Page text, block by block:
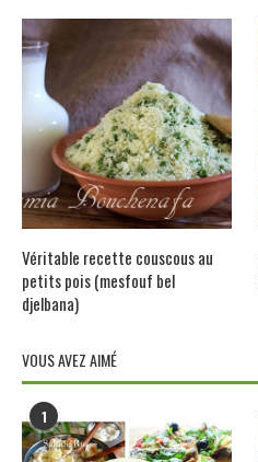
Véritable recette couscous au
petits pois (mesfouf bel
djelbana)
VOUS AVEZ AIMÉ
1